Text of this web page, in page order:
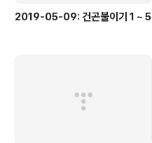
2019-05-09: 건곤불이기 1 ~ 5